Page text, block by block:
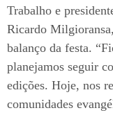
Trabalho e
Ricardo
balanço da festa.
planejamos seguir
edições. Hoje, nos
comunidades